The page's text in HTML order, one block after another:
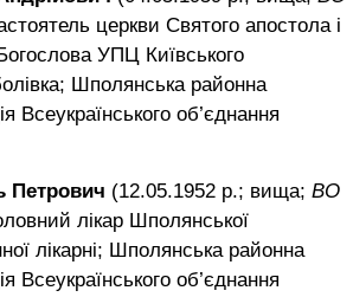
церкви Святого апостола і
УПЦ Київського
Шполянська районна
Всеукраїнського об’єднання
(12.05.1952 р.; вища; ВО
лікар Шполянської
лікарні; Шполянська районна
Всеукраїнського об’єднання